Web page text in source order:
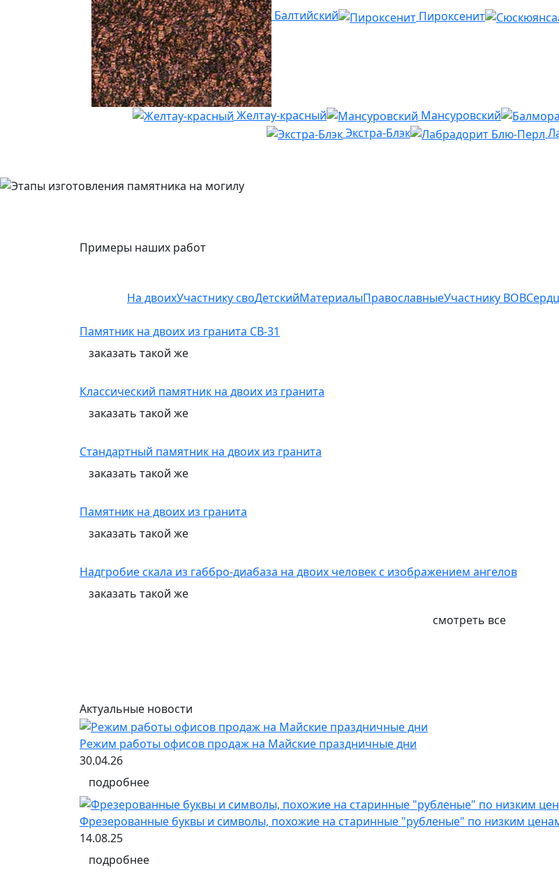
Балтийский Пироксенит
Желтау-красный Мансуровский
Экстра-Блэк
Примеры наших работ
На двоихУчастнику своДетскийМатериалыПравославныеУчастнику ВОВ
Памятник на двоих из гранита СВ-31
заказать такой же
Классический памятник на двоих из гранита
заказать такой же
Стандартный памятник на двоих из гранита
заказать такой же
Памятник на двоих из гранита
заказать такой же
Надгробие скала из габбро-диабаза на двоих человек с изображением ангелов
заказать такой же
смотреть все
Актуальные новости
Режим работы офисов продаж на Майские праздничные дни
30.04.26
подробнее
Фрезерованные буквы и символы, похожие на старинные "рубленые" по низким
14.08.25
подробнее